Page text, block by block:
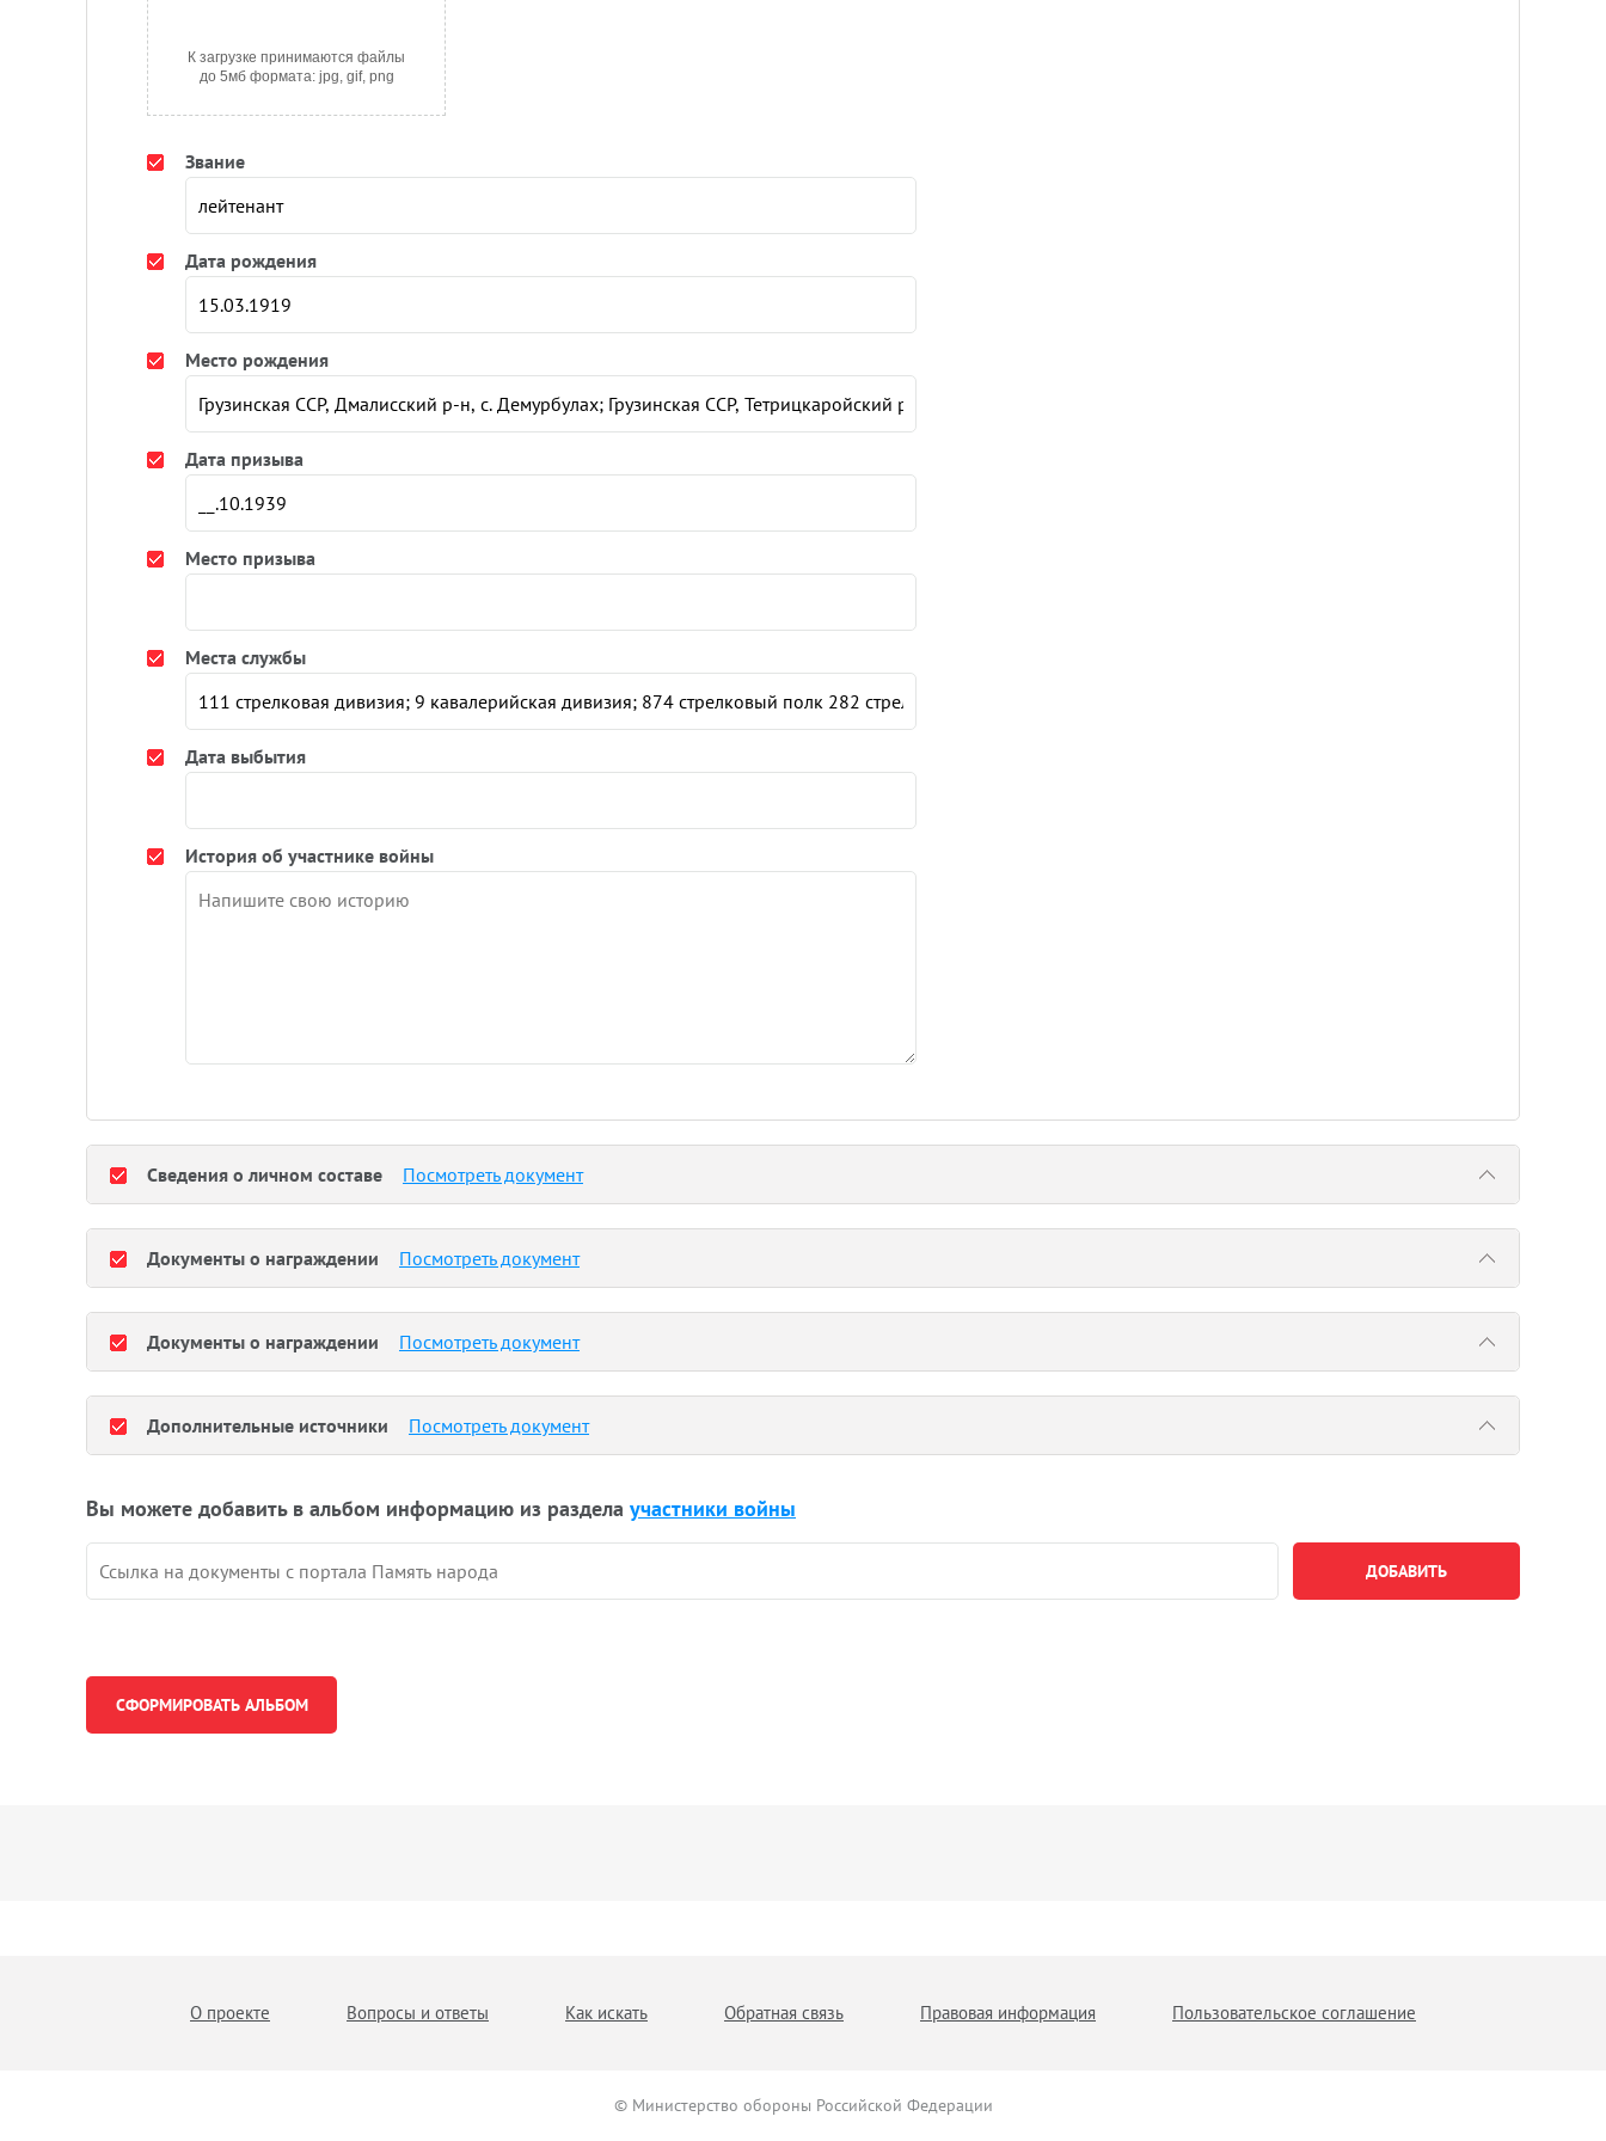
К загрузке принимаются файлы
до 5мб формата: jpg, gif, png
Звание
Дата рождения
Место рождения
Дата призыва
Место призыва
Места службы
Дата выбытия
История об участнике войны
Сведения о личном составе Посмотреть документ
Документы о награждении Посмотреть документ
Документы о награждении Посмотреть документ
Дополнительные источники Посмотреть документ
Вы можете добавить в альбом информацию из раздела участники войны
О проекте Вопросы и ответы Как искать Обратная связь Правовая информация Пользовательское соглашение
© Министерство обороны Российской Федерации